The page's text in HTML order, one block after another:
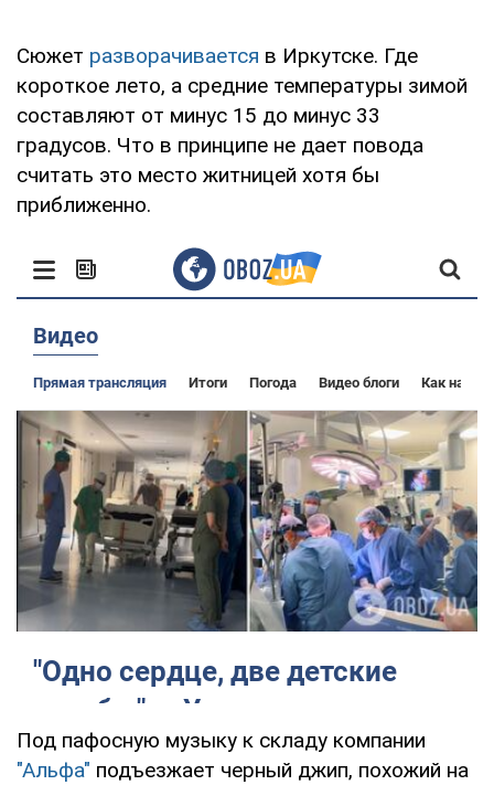
Сюжет разворачивается в Иркутске. Где
короткое лето, а средние температуры зимой
составляют от минус 15 до минус 33
градусов. Что в принципе не дает повода
считать это место житницей хотя бы
приближенно.
Под пафосную музыку к складу компании
"Альфа" подъезжает черный джип, похожий на